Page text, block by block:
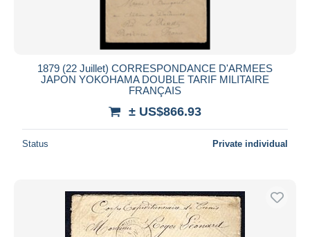
1879 (22 Juillet) CORRESPONDANCE D'ARMEES
JAPON YOKOHAMA DOUBLE TARIF MILITAIRE
FRANÇAIS
± US$866.93
Status Private individual